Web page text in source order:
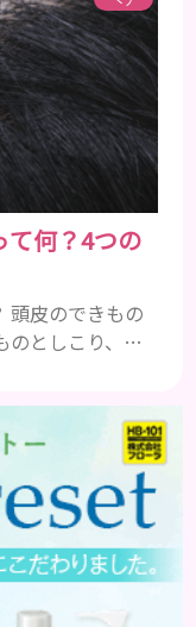
増えて炎症が起
になり栄養が行
の健康に大切
状態は、アトピ
て何？4つの
頭皮のできもの
のとしこり、と
な種類のできも
しょう。 水疱 ご
すが、すいほ
にできるもので